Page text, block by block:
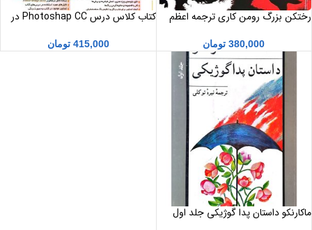
رختکن بزرگ رومن کاری ترجمه اعظم
380,000 تومان
کتاب کلاس درس Photoshap CC در
415,000 تومان
ماکارنکو داستان پدا گوژیکی جلد اول